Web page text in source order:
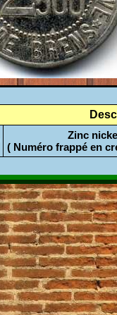
Zinc
( Numéro frappé en